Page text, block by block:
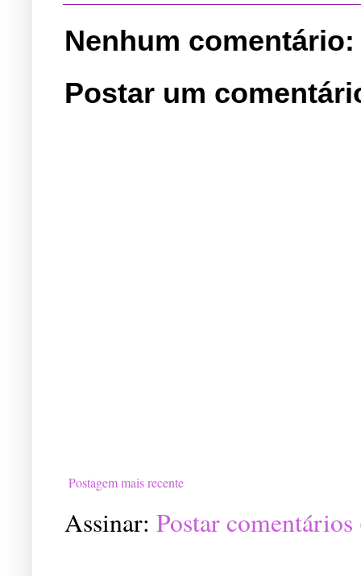
Nenhum comentário:
Postar um
Postagem mais recente
Assinar: Postar